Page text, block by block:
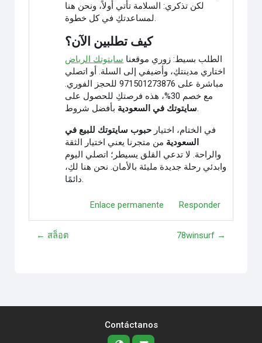
لكن تذكري: السلامة تأتي أولاً، ونحن هنا
لمساعدتكِ في كل خطوة.
كيف تطلبين الآن؟
الطلب بسيط: زوري موقعنا سايتوتك الرياض
اختاري مدينتكِ، وأضيفي إلى السلة. أو اتصلي
مباشرة على 971501273876 للحجز الفوري.
مع خصم 30%، هذه فرصتكِ للحصول على
سايتوتك في السعوديةبأفضل شروط.
في الختام، اختيار حبوب سايتوتك للبيع في
السعودية من متجرنا يعني اختيار الثقة
والراحة. لا تدعي القلق يسيطر؛ اتصلي اليوم
وابدئي رحلة جديدة مليئة بالأمان. نحن هنا لكِ،
دائمًا.
Enlace permanente Responder
← สล็อต 78winsurf →
Contáctanos